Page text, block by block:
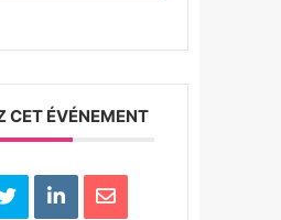
CET ÉVÉNEMENT